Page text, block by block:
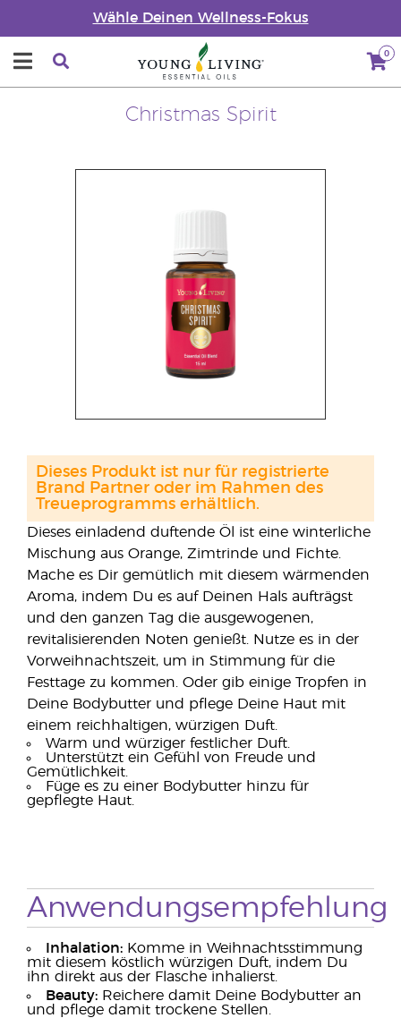
Wähle Deinen Wellness-Fokus
0
Christmas Spirit
Dieses einladend duftende Öl ist eine winterliche
Mischung aus Orange, Zimtrinde und Fichte.
Mache es Dir gemütlich mit diesem wärmenden
Aroma, indem Du es auf Deinen Hals aufträgst
und den ganzen Tag die ausgewogenen,
revitalisierenden Noten genießt. Nutze es in der
Vorweihnachtszeit, um in Stimmung für die
Festtage zu kommen. Oder gib einige Tropfen in
Deine Bodybutter und pflege Deine Haut mit
einem reichhaltigen, würzigen Duft.
Warm und würziger festlicher Duft.
Unterstützt ein Gefühl von Freude und
Gemütlichkeit.
Füge es zu einer Bodybutter hinzu für
gepflegte Haut.
Dieses Produkt ist nur für registrierte
Brand Partner oder im Rahmen des
Treueprogramms erhältlich.
Anwendungsempfehlung
Inhalation: Komme in Weihnachtsstimmung
mit diesem köstlich würzigen Duft, indem Du
ihn direkt aus der Flasche inhalierst.
Beauty: Reichere damit Deine Bodybutter an
und pflege damit trockene Stellen.